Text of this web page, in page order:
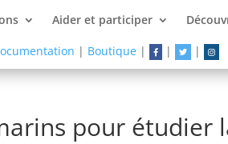
Aider et participer
| Boutique| | |
pour étudier